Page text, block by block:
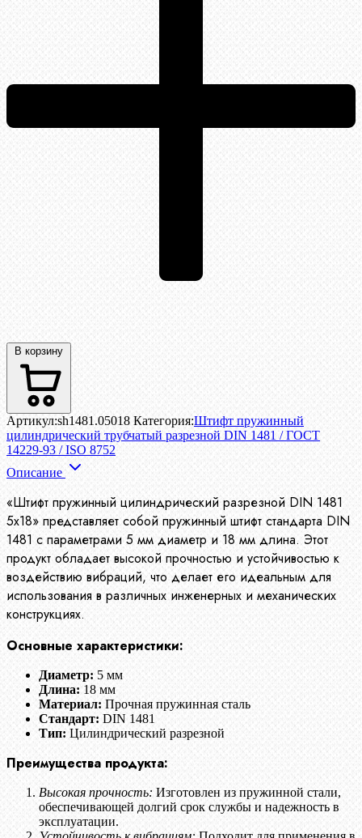
В корзину
Артикул:sh1481.05018 Категория:Штифт пружинный
цилиндрический трубчатый разрезной DIN 1481 / ГОСТ
14229-93 / ISO 8752
Описание
«Штифт пружинный цилиндрический разрезной DIN 1481
5х18» представляет собой пружинный штифт стандарта DIN
1481 с параметрами 5 мм диаметр и 18 мм длина. Этот
продукт обладает высокой прочностью и устойчивостью к
воздействию вибраций, что делает его идеальным для
использования в различных инженерных и механических
конструкциях.
Основные характеристики:
Диаметр: 5 мм
Длина: 18 мм
Материал: Прочная пружинная сталь
Стандарт: DIN 1481
Тип: Цилиндрический разрезной
Преимущества продукта:
Высокая прочность: Изготовлен из пружинной стали,
обеспечивающей долгий срок службы и надежность в
эксплуатации.